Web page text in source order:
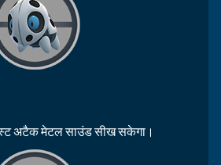
अटैक मेटल साउंड सीख सकेगा।